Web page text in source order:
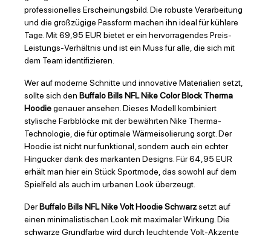
professionelles Erscheinungsbild. Die robuste Verarbeitung
und die großzügige Passform machen ihn ideal für kühlere
Tage. Mit 69,95 EUR bietet er ein hervorragendes Preis-
Leistungs-Verhältnis und ist ein Muss für alle, die sich mit
dem Team identifizieren.
Wer auf moderne Schnitte und innovative Materialien setzt,
sollte sich den Buffalo Bills NFL Nike Color Block Therma
Hoodiegenauer ansehen. Dieses Modell kombiniert
stylische Farbblöcke mit der bewährten Nike Therma-
Technologie, die für optimale Wärmeisolierung sorgt. Der
Hoodie ist nicht nur funktional, sondern auch ein echter
Hingucker dank des markanten Designs. Für 64,95 EUR
erhält man hier ein Stück Sportmode, das sowohl auf dem
Spielfeld als auch im urbanen Look überzeugt.
DerBuffalo Bills NFL Nike Volt Hoodie Schwarzsetzt auf
einen minimalistischen Look mit maximaler Wirkung. Die
schwarze Grundfarbe wird durch leuchtende Volt-Akzente